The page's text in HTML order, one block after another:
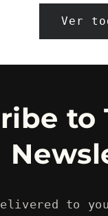
Ver
to
to